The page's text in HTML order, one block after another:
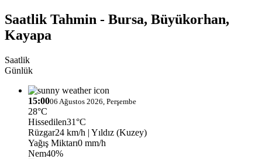
Saatlik Tahmin - Bursa, Büyükorhan,
Kayapa
Saatlik
Günlük
15:0006 Ağustos 2026, Perşembe
28°C
Hissedilen31°C
Rüzgar24 km/h | Yıldız (Kuzey)
Yağış Miktarı0 mm/h
Nem40%